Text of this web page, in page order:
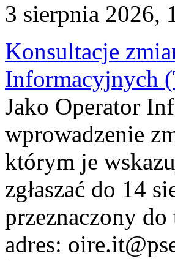
3 sierpnia 2026,
Konsultacje
Informacyjnych
Jako Operator
wprowadzenie
którym je
zgłaszać do 14
przeznaczony
adres: